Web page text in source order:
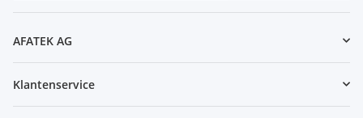
AFATEK AG
Klantenservice